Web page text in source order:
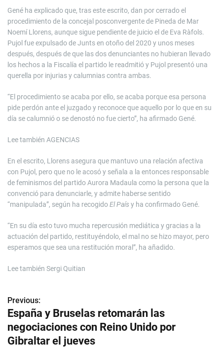
Gené ha explicado que, tras este escrito, dan por cerrado el
procedimiento de la concejal posconvergente de Pineda de Mar
Noemí Llorens, aunque sigue pendiente de juicio el de Eva Ràfols.
Pujol fue expulsado de Junts en otoño del 2020 y unos meses
después, después de que las dos denunciantes no hubieran llevado
los hechos a la Fiscalía el partido le readmitió y Pujol presentó una
querella por injurias y calumnias contra ambas.
“El procedimiento se acaba por ello, se acaba porque esa persona
pide perdón ante el juzgado y reconoce que aquello por lo que en su
día se calumnió o se denostó no fue cierto”, ha afirmado Gené.
Lee también AGENCIAS
En el escrito, Llorens asegura que mantuvo una relación afectiva
con Pujol, pero que no le acosó y señala a la entonces responsable
de feminismos del partido Aurora Madaula como la persona que la
convenció para denunciarle, y admite haberse sentido
“manipulada”, según ha recogidoEl Paísy ha confirmado Gené.
“En su día esto tuvo mucha repercusión mediática y gracias a la
actuación del partido, restituyéndolo, el mal no se hizo mayor, pero
esperamos que sea una restitución moral”, ha añadido.
Lee también Sergi Quitian
N
a
v
Previous:
España y Bruselas retomarán las
negociaciones con Reino Unido por
Gibraltar el jueves